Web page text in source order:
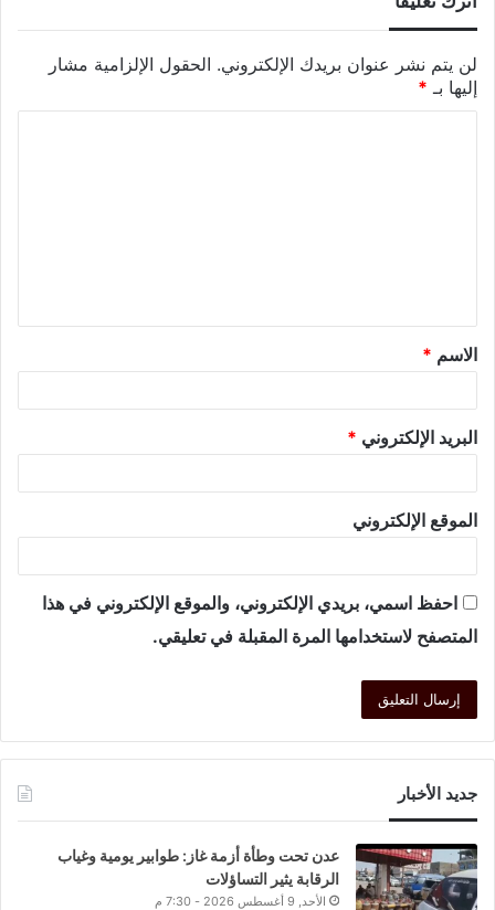
لن يتم نشر عنوان بريدك الإلكتروني. الحقول الإلزامية مشار
إليها بـ *
الاسم *
البريد الإلكتروني *
الموقع الإلكتروني
احفظ اسمي، بريدي الإلكتروني، والموقع الإلكتروني في هذا
المتصفح لاستخدامها المرة المقبلة في تعليقي.
جديد الأخبار
عدن تحت وطأة أزمة غاز: طوابير يومية وغياب
الرقابة يثير التساؤلات
الأحد, 9 أغسطس 2026 - 7:30 م